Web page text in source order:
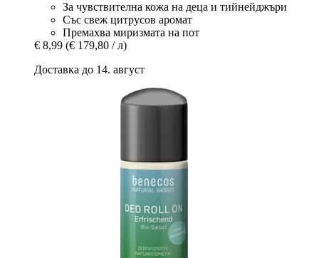
За чувствителна кожа на деца и тийнейджъри
Със свеж цитрусов аромат
Премахва миризмата на пот
€ 8,99 (€ 179,80 / л)
Доставка до 14. август